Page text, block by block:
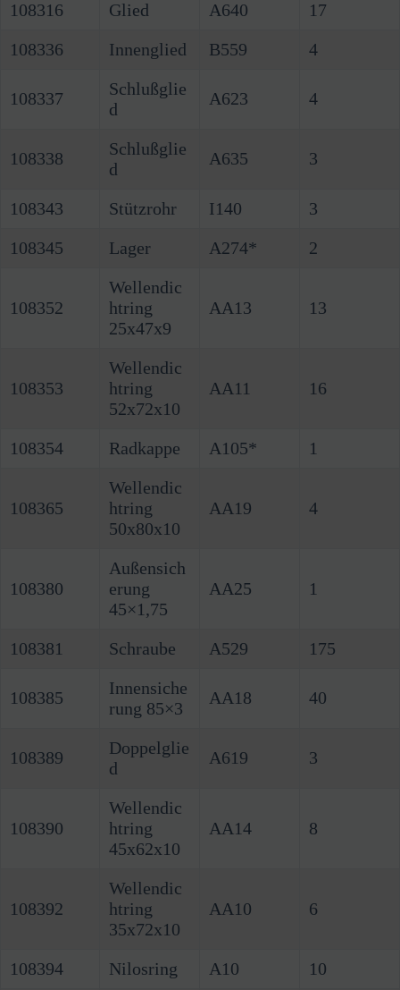
108316 Glied A640
17
108336
Innenglied B559 4
108337
Schlußglie
d
A623 4
108338
Schlußglie
d
A635 3
108343 Stützrohr I140
3
108345
Lager A274* 2
108352
Wellendic
htring
25x47x9
AA13 13
108353
Wellendic
htring
52x72x10
AA11 16
108354 Radkappe A105* 1
108365
Wellendic
htring
50x80x10
AA19 4
108380
Außensich
erung
45×1,75
AA25 1
108381 Schraube A529 175
108385
Innensiche
rung 85×3
AA18 40
108389
Doppelglie
d
A619 3
108390
Wellendic
htring
45x62x10
AA14 8
108392
Wellendic
htring
35x72x10
AA10 6
108394 Nilosring A10 10